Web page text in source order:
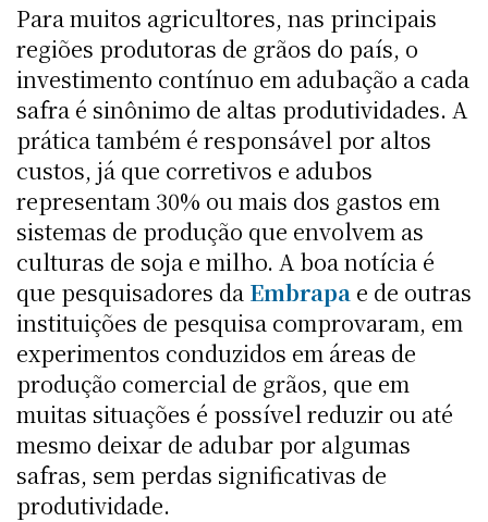
Para muitos agricultores, nas principais
regiões produtoras de grãos do país, o
investimento contínuo em adubação a cada
safra é sinônimo de altas produtividades. A
prática também é responsável por altos
custos, já que corretivos e adubos
representam 30% ou mais dos gastos em
sistemas de produção que envolvem as
culturas de soja e milho. A boa notícia é
que pesquisadores da Embrapa e de outras
instituições de pesquisa comprovaram, em
experimentos conduzidos em áreas de
produção comercial de grãos, que em
muitas situações é possível reduzir ou até
mesmo deixar de adubar por algumas
safras, sem perdas significativas de
produtividade.